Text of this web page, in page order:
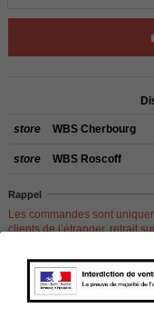
store WBS Cherbourg
store WBS Roscoff
Rappel
Les commandes sont
clients de l’étranger, retrait